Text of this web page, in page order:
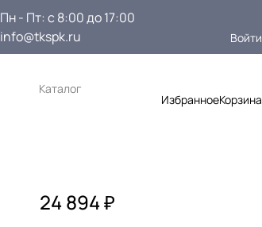
Пн - Пт: с 8:00 до 17:00
info@tkspk.ru
Войти
Каталог
ИзбранноеКорзина
24 894 ₽